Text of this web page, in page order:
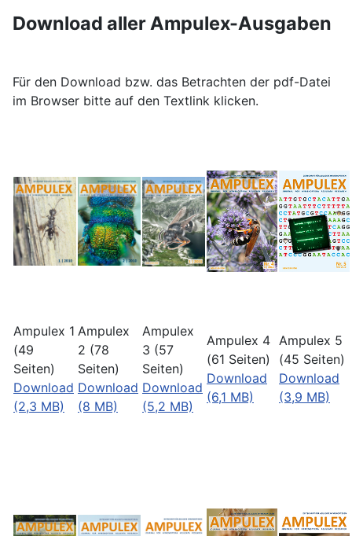
Download aller Ampulex-Ausgaben
Für den Download bzw. das Betrachten der pdf-Datei
im Browser bitte auf den Textlink klicken.
Ampulex 1
(49
Seiten)
Download
(2,3 MB)
Ampulex
2 (78
Seiten)
Download
(8 MB)
Ampulex
3 (57
Seiten)
Download
(5,2 MB)
Ampulex 4
(61 Seiten)
Download
(6,1 MB)
Ampulex 5
(45 Seiten)
Download
(3,9 MB)